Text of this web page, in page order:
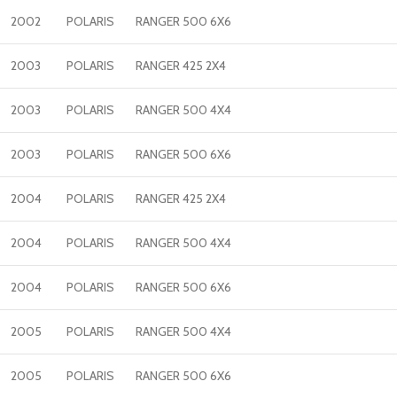
2002 POLARIS RANGER 500 6X6
2003 POLARIS RANGER 425 2X4
2003 POLARIS RANGER 500 4X4
2003 POLARIS RANGER 500 6X6
2004 POLARIS RANGER 425 2X4
2004 POLARIS RANGER 500 4X4
2004 POLARIS RANGER 500 6X6
2005 POLARIS RANGER 500 4X4
2005 POLARIS RANGER 500 6X6